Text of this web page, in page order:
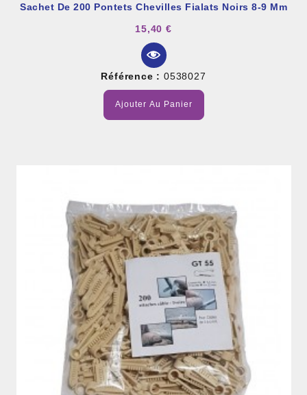
Sachet De 200 Pontets Chevilles Fialats Noirs 8-9 Mm
15,40 €
Référence : 0538027
Ajouter Au Panier